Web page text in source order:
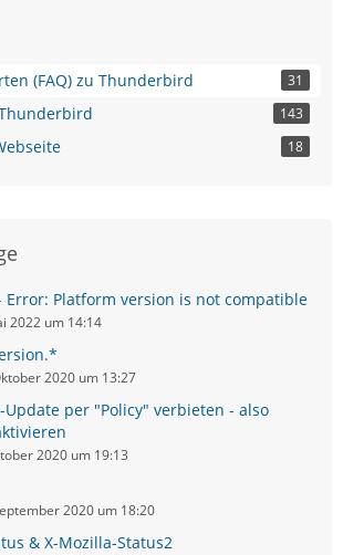
(FAQ) zu Thunderbird 31
143
18
Error: Platform version is not compatible
2022 um 14:14
2020 um 13:27
per "Policy" verbieten - also
2020 um 19:13
2020 um 18:20
& X-Mozilla-Status2